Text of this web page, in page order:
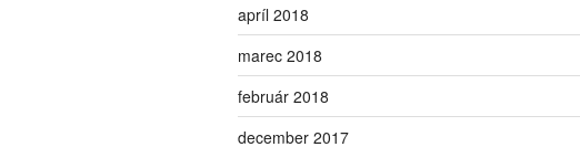
apríl 2018
marec 2018
február 2018
december 2017